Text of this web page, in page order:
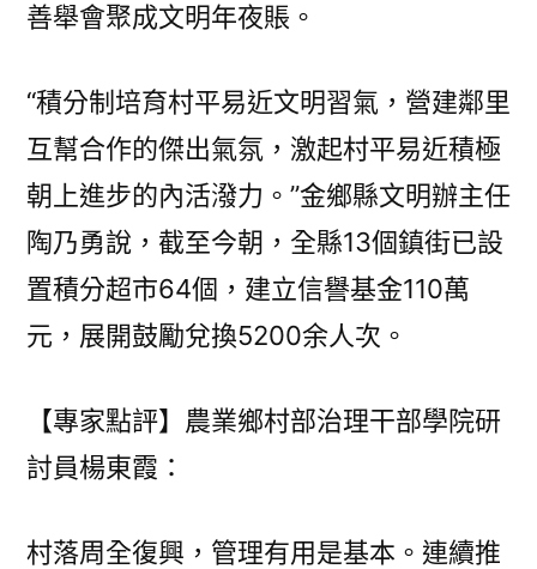
善舉會聚成文明年夜賬。
“積分制培育村平易近文明習氣，營建鄰里
互幫合作的傑出氣氛，激起村平易近積極
朝上進步的內活潑力。”金鄉縣文明辦主任
陶乃勇說，截至今朝，全縣13個鎮街已設
置積分超市64個，建立信譽基金110萬
元，展開鼓勵兌換5200余人次。
【專家點評】農業鄉村部治理干部學院研
討員楊東霞：
村落周全復興，管理有用是基本。連續推